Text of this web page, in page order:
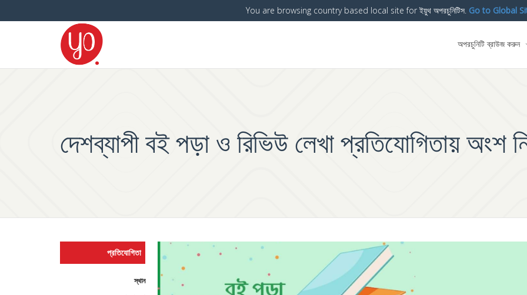
অপরচুনিটি ব্রাউজ করুন
দেশব্যাপী বই পড়া ও রিভিউ লেখা প্রতিযোগিতায় অংশ
প্রতিযোগিতা
স্থান
You are browsing country based local site for ইয়ুথ অপরচুনিটিস. Go to Global